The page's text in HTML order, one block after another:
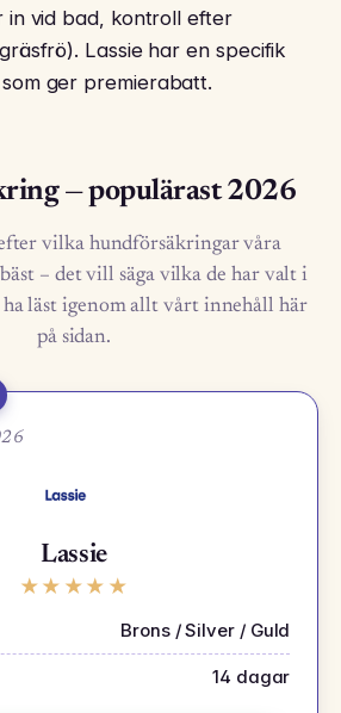
in vid bad, kontroll efter
Lassie har en specifik
ger premierabatt.
— populärast 2026
vilka hundförsäkringar våra
– det vill säga vilka de har valt i
läst igenom allt vårt innehåll här
på sidan.
Lassie
★ ★ ★ ★ ★
Brons / Silver / Guld
14 dagar